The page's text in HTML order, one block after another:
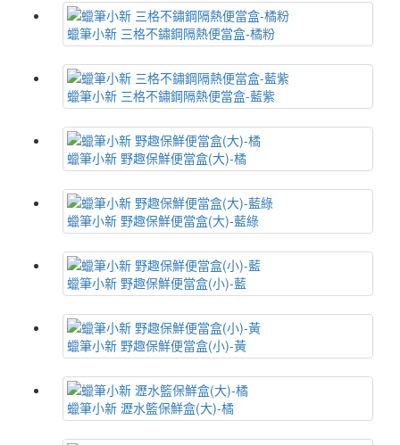
蠟筆小新 三格不鏽鋼隔熱便當盒-橘粉
蠟筆小新 三格不鏽鋼隔熱便當盒-藍紫
蠟筆小新 野趣保鮮便當盒(大)-橘
蠟筆小新 野趣保鮮便當盒(大)-藍綠
蠟筆小新 野趣保鮮便當盒(小)-藍
蠟筆小新 野趣保鮮便當盒(小)-黃
蠟筆小新 瀝水籃保鮮盒(大)-橘